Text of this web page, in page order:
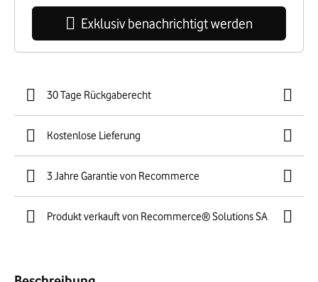
Exklusiv benachrichtigt werden
30 Tage Rückgaberecht
Kostenlose Lieferung
3 Jahre Garantie von Recommerce
Produkt verkauft von Recommerce® Solutions SA